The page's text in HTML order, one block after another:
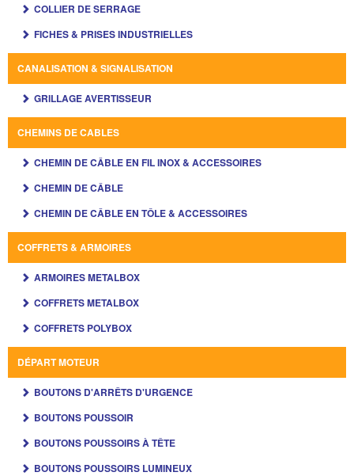
COLLIER DE SERRAGE
FICHES & PRISES INDUSTRIELLES
CANALISATION & SIGNALISATION
GRILLAGE AVERTISSEUR
CHEMINS DE CABLES
CHEMIN DE CÂBLE EN FIL INOX & ACCESSOIRES
CHEMIN DE CÂBLE
CHEMIN DE CÂBLE EN TÔLE & ACCESSOIRES
COFFRETS & ARMOIRES
ARMOIRES METALBOX
COFFRETS METALBOX
COFFRETS POLYBOX
DÉPART MOTEUR
BOUTONS D'ARRÊTS D'URGENCE
BOUTONS POUSSOIR
BOUTONS POUSSOIRS À TÊTE
BOUTONS POUSSOIRS LUMINEUX